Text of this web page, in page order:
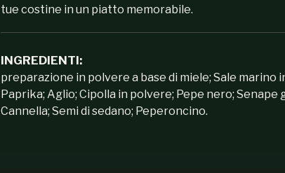
tue costine in un piatto memorabile.
INGREDIENTI:
preparazione in polvere a base di miele; Sale marino
Paprika; Aglio; Cipolla in polvere; Pepe nero; Senape
Cannella; Semi di sedano; Peperoncino.